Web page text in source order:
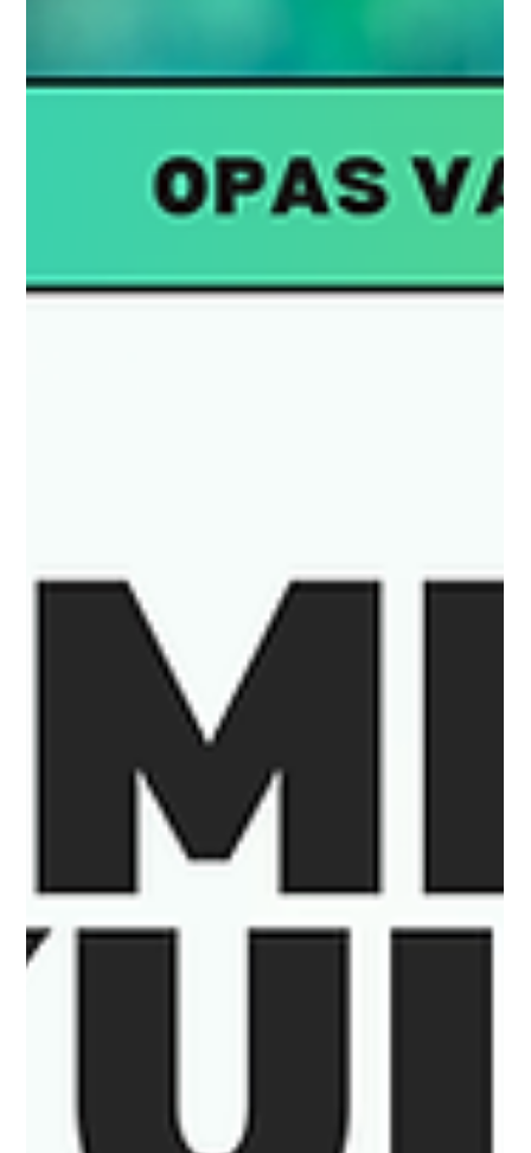
huoltajille, joiden lapsi on joutunut verkkovälitteisen
seksuaaliväkivallan...